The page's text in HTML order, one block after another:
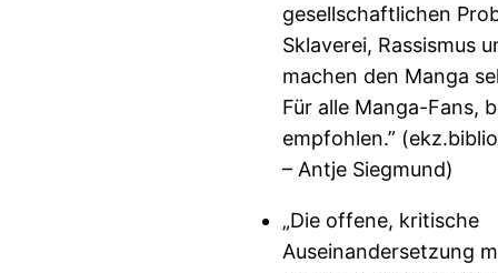
gesellschaftlichen
Sklaverei, Rassismus
machen den Manga
Für alle Manga-Fans,
empfohlen.”
– Antje Siegmund)
„Die offene, kritische
Auseinandersetzung